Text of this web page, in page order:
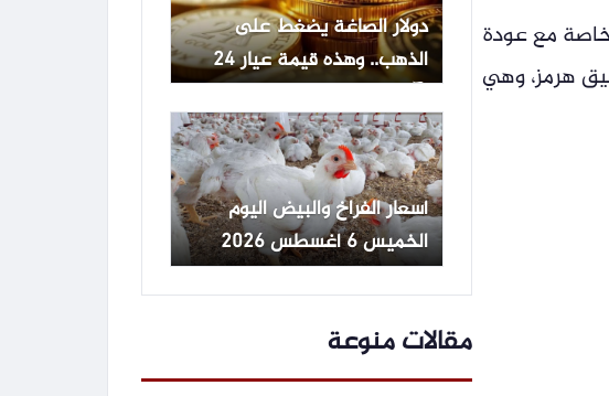
خاصة مع عودة
هرمز، وهي
دولار الصاغة يضغط على
الذهب.. وهذه قيمة عيار 24
الآن
أسعار الفراخ والبيض اليوم
الخميس 6 أغسطس 2026
مقالات منوعة